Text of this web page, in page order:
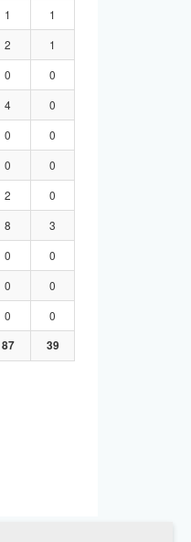
1
1
2
1
0
0
4
0
0
0
0
0
2
0
8
3
0
0
0
0
0
0
87 39